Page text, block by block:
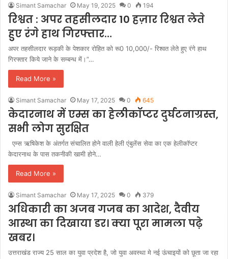
Simant Samachar May 19, 2025 0 194
रिश्वत : अपर तहसीलदार 10 हज़ार रिश्वत लेते
हुए रंगे हाथ गिरफ्तार…
अपर तहसीलदार रूड़की के पेशकार रोहित को रू0 10,000/- रिश्वत लेते हुए रंगे हाथ
गिरफ्तार किये जाने के सम्बन्ध में।”…
Read More »
Simant Samachar May 17, 2025 0 645
केदारनाथ में एम्स का हेलीकॉप्टर दुर्घटनाग्रस्त,
सभी लोग सुरक्षित
एम्स ऋषिकेश के अंतर्गत संचालित होने वाली हेली एंबुलेंस सेवा का एक हेलीकॉप्टर
केदारनाथ के पास तकनीकी खामी होने…
Read More »
Simant Samachar May 17, 2025 0 379
अधिकारी का अजब गजब का आदेश, दैवीय
आस्था का दिखाया डर। क्या पूरा मामला पढ़े
खबर।
उत्तराखंड राज्य 25 साल का युवा प्रदेश है, जो युवा अवस्था मे नई ऊंचाइयों को छूता जा रहा